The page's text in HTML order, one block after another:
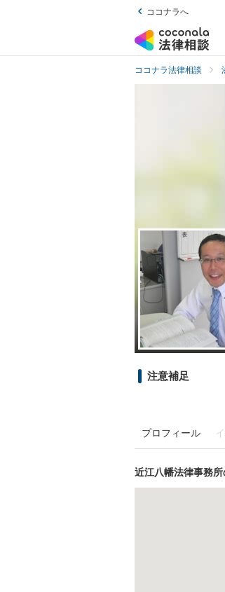
ココナラへ
ココナラ法律相談
注意補足
プロフィール
近江八幡法律事務